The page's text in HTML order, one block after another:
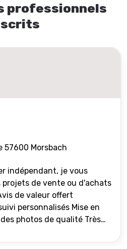
professionnels
57600 Morsbach
indépendant, je vous
projets de vente ou d'achats
personnalisés Mise en
photos de qualité Très
du financement des